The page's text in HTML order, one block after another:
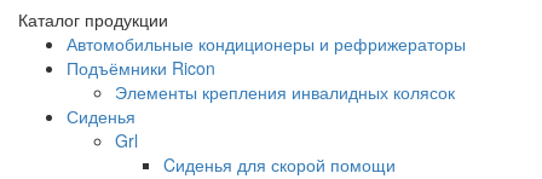
Каталог продукции
Автомобильные кондиционеры и рефрижераторы
Подъёмники Ricon
Элементы крепления инвалидных колясок
Сиденья
Grl
Cиденья для скорой помощи